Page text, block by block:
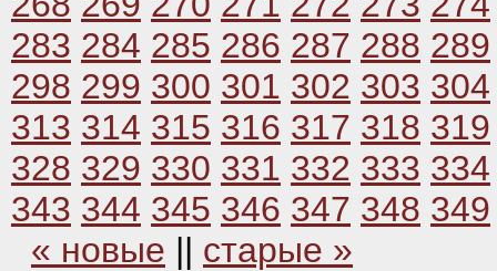
283 284 285 286 287 288 289
298 299 300 301 302 303 304
313 314 315 316 317 318 319
328 329 330 331 332 333 334
343 344 345 346 347 348 349
« новые || старые »